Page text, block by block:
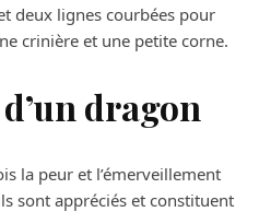
deux lignes courbées pour
crinière et une petite corne.
dragon
la peur et l’émerveillement
sont appréciés et constituent